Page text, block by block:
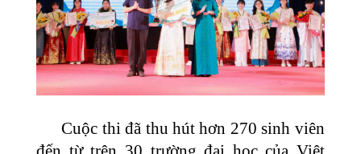
Cuộc thi đã thu hút hơn 270 sinh viên